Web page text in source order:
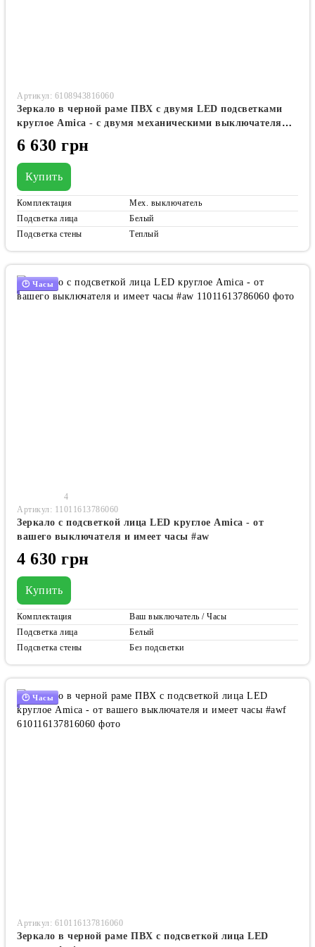
Артикул: 6108943816060
Зеркало в черной раме ПВХ с двумя LED подсветками
круглое Amica - с двумя механическими выключателями
#acf2
6 630 грн
Купить
Комплектация
Мех. выключатель
Подсветка лица
Белый
Подсветка стены
Теплый
🕑 Часы
4
Артикул: 11011613786060
Зеркало с подсветкой лица LED круглое Amica - от
вашего выключателя и имеет часы #aw
4 630 грн
Купить
Комплектация
Ваш выключатель / Часы
Подсветка лица
Белый
Подсветка стены
Без подсветки
🕑 Часы
Артикул: 610116137816060
Зеркало в черной раме ПВХ с подсветкой лица LED